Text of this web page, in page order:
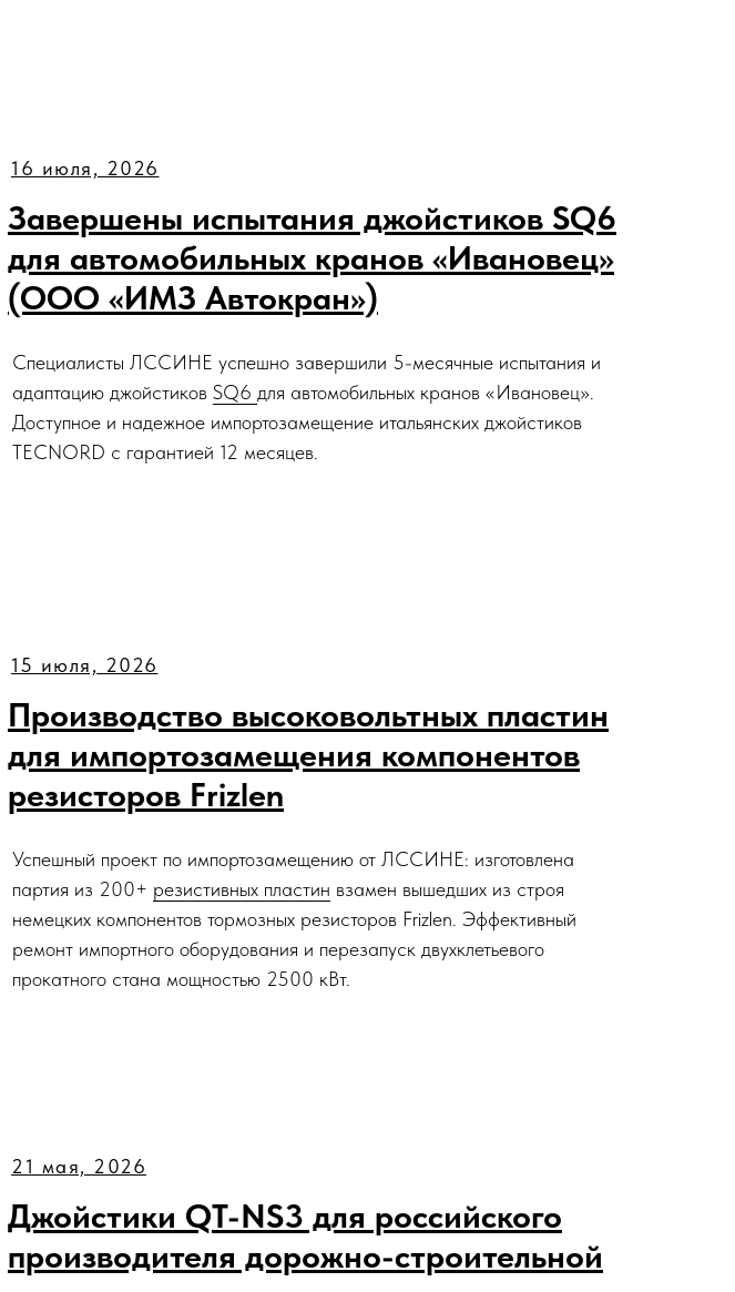
16 июля, 2026
Завершены испытания джойстиков SQ6
для автомобильных кранов «Ивановец»
(ООО «ИМЗ Автокран»)
Специалисты ЛССИНЕ успешно завершили 5-месячные испытания и
адаптацию джойстиков SQ6 для автомобильных кранов «Ивановец».
Доступное и надежное импортозамещение итальянских джойстиков
TECNORD с гарантией 12 месяцев.
15 июля, 2026
Производство высоковольтных пластин
для импортозамещения компонентов
резисторов Frizlen
Успешный проект по импортозамещению от ЛССИНЕ: изготовлена
партия из 200+ резистивных пластин взамен вышедших из строя
немецких компонентов тормозных резисторов Frizlen. Эффективный
ремонт импортного оборудования и перезапуск двухклетьевого
прокатного стана мощностью 2500 кВт.
21 мая, 2026
Джойстики QT-NS3 для российского
производителя дорожно-строительной